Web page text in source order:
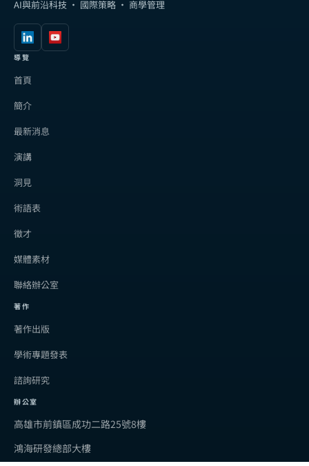
AI與前沿科技 · 國際策略 · 商學管理
導覽
首頁
簡介
最新消息
演講
洞見
術語表
徵才
媒體素材
聯絡辦公室
著作
著作出版
學術專題發表
諮詢研究
辦公室
高雄市前鎮區成功二路25號8樓
鴻海研發總部大樓